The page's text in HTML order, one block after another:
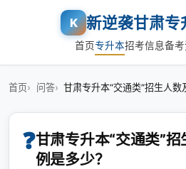
K 新逆袭甘肃专
首页专升本招考信息备
首页 问答 甘肃专升本“交通类”招生人数
❓甘肃专升本“交通类”
例是多少？